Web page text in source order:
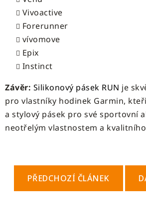
Vivoactive
Forerunner
vívomove
Epix
Instinct
Závěr: Silikonový pásek RUN je
pro vlastníky hodinek Garmin,
a stylový pásek pro své sportovní
neotřelým vlastnostem a
PŘEDCHOZÍ ČLÁNEK